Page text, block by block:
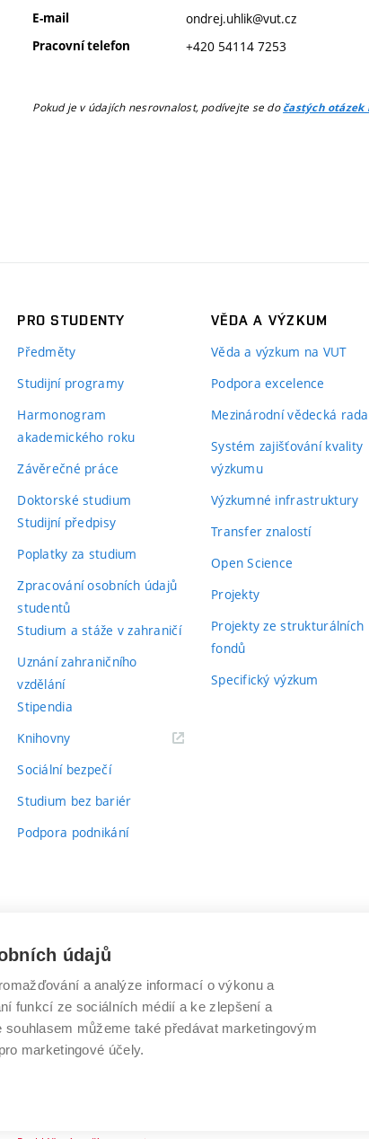
E-mail ondrej.uhlik@vut.cz
Pracovní telefon +420 54114 7253
Pokud je v údajích nesrovnalost, podívejte se dočastých
PRO STUDENTY
Předměty
Studijní programy
Harmonogram
akademického roku
Závěrečné práce
Doktorské studium
Studijní předpisy
Poplatky za studium
Zpracování osobních údajů
studentů
Studium a stáže v zahraničí
Uznání zahraničního
vzdělání
Stipendia
Knihovny(externí
Sociální bezpečí
Studium bez bariér
Podpora podnikání
VĚDA A VÝZKUM
Věda a výzkum na VUT
Podpora excelence
Mezinárodní vědecká rada
Systém zajišťování kvality
výzkumu
Výzkumné infrastruktury
Transfer znalostí
Open Science
Projekty
Projekty ze strukturálních
fondů
Specifický výzkum
VYSOKÉ UČENÍ TECHNICKÉ V BRNĚ
Antonínská 548/1
602 00 Brno
www.vut.cz
údajů
a analýze informací o výkonu a
funkcí ze sociálních médií a ke zlepšení a
můžeme také předávat marketingovým
marketingové účely.